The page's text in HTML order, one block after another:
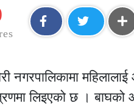
महिलालाई
लिइएको छ ।